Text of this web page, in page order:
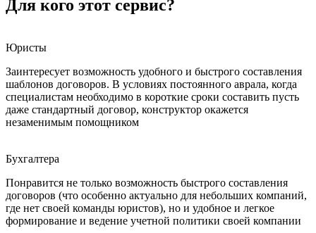
Для кого этот сервис?
Юристы
Заинтересует возможность удобного и быстрого составления
шаблонов договоров. В условиях постоянного аврала, когда
специалистам необходимо в короткие сроки составить пусть
даже стандартный договор, конструктор окажется
незаменимым помощником
Бухгалтера
Понравится не только возможность быстрого составления
договоров (что особенно актуально для небольших компаний,
где нет своей команды юристов), но и удобное и легкое
формирование и ведение учетной политики своей компании